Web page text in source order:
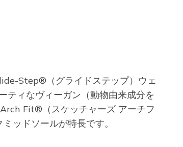
Step®（グライドステップ）ウェ
ィなヴィーガン（動物由来成分を
Fit®（スケッチャーズ アーチフ
ッドソールが特長です。